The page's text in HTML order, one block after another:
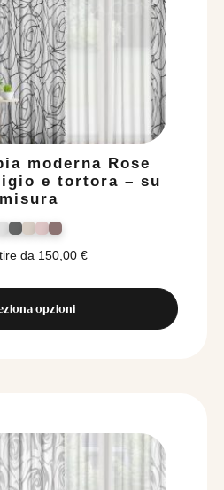
moderna Rose
e tortora – su
misura
da 150,00 €
opzioni